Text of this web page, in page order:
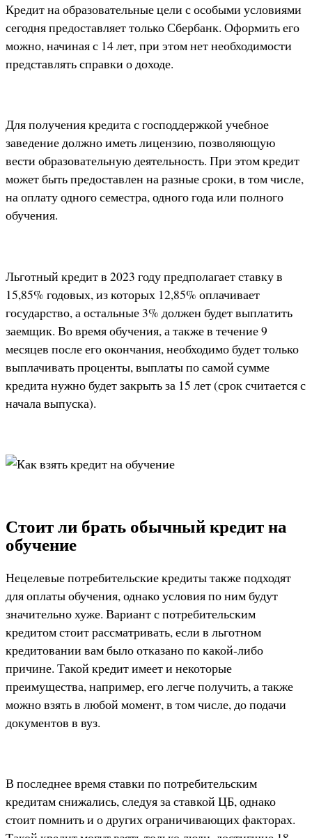
Кредит на образовательные цели с особыми условиями
сегодня предоставляет только Сбербанк. Оформить его
можно, начиная с 14 лет, при этом нет необходимости
представлять справки о доходе.
Для получения кредита с господдержкой учебное
заведение должно иметь лицензию, позволяющую
вести образовательную деятельность. При этом кредит
может быть предоставлен на разные сроки, в том числе,
на оплату одного семестра, одного года или полного
обучения.
Льготный кредит в 2023 году предполагает ставку в
15,85% годовых, из которых 12,85% оплачивает
государство, а остальные 3% должен будет выплатить
заемщик. Во время обучения, а также в течение 9
месяцев после его окончания, необходимо будет только
выплачивать проценты, выплаты по самой сумме
кредита нужно будет закрыть за 15 лет (срок считается с
начала выпуска).
Стоит ли брать обычный кредит на
обучение
Нецелевые потребительские кредиты также подходят
для оплаты обучения, однако условия по ним будут
значительно хуже. Вариант с потребительским
кредитом стоит рассматривать, если в льготном
кредитовании вам было отказано по какой-либо
причине. Такой кредит имеет и некоторые
преимущества, например, его легче получить, а также
можно взять в любой момент, в том числе, до подачи
документов в вуз.
В последнее время ставки по потребительским
кредитам снижались, следуя за ставкой ЦБ, однако
стоит помнить и о других ограничивающих факторах.